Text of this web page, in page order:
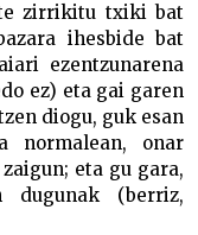
zirrikitu txiki bat
ihesbide bat
ezentzunarena
ez) eta gai garen
diogu, guk esan
normalean, onar
eta gu gara,
dugunak (berriz,